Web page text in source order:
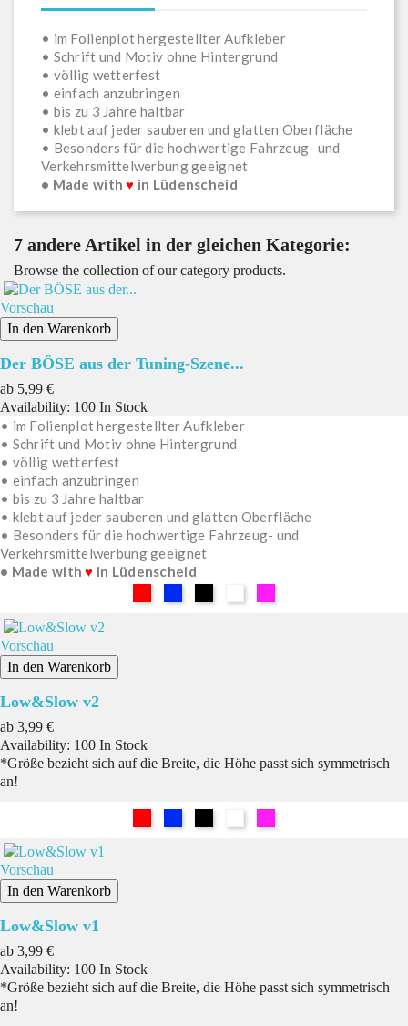
• im Folienplot hergestellter Aufkleber
• Schrift und Motiv ohne Hintergrund
• völlig wetterfest
• einfach anzubringen
• bis zu 3 Jahre haltbar
• klebt auf jeder sauberen und glatten Oberfläche
• Besonders für die hochwertige Fahrzeug- und
Verkehrsmittelwerbung geeignet
• Made with♥ in Lüdenscheid
7 andere Artikel in der gleichen Kategorie:
Browse the collection of our category products.
Vorschau
In den Warenkorb
Der BÖSE aus der Tuning-Szene...
ab Preis
5,99 €
Availability: 100 In Stock
• im Folienplot hergestellter Aufkleber
• Schrift und Motiv ohne Hintergrund
• völlig wetterfest
• einfach anzubringen
• bis zu 3 Jahre haltbar
• klebt auf jeder sauberen und glatten Oberfläche
• Besonders für die hochwertige Fahrzeug- und
Verkehrsmittelwerbung geeignet
• Made with♥ in Lüdenscheid
Vorschau
In den Warenkorb
Low&Slow v2
ab Preis
3,99 €
Availability: 100 In Stock
*Größe bezieht sich auf die Breite, die Höhe passt sich symmetrisch
an!
Vorschau
In den Warenkorb
Low&Slow v1
ab Preis
3,99 €
Availability: 100 In Stock
*Größe bezieht sich auf die Breite, die Höhe passt sich symmetrisch
an!